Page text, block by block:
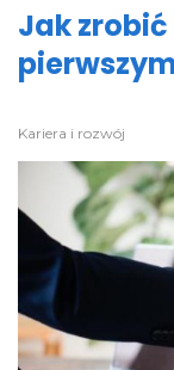
Jak
Kariera i rozwój